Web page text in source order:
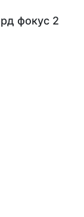
фокус 2